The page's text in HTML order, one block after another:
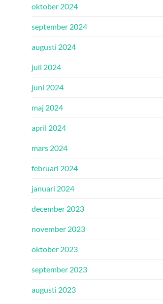
oktober 2024
september 2024
augusti 2024
juli 2024
juni 2024
maj 2024
april 2024
mars 2024
februari 2024
januari 2024
december 2023
november 2023
oktober 2023
september 2023
augusti 2023